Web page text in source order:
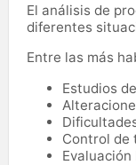
El análisis de
diferentes
Entre las más
Estudios
Control de